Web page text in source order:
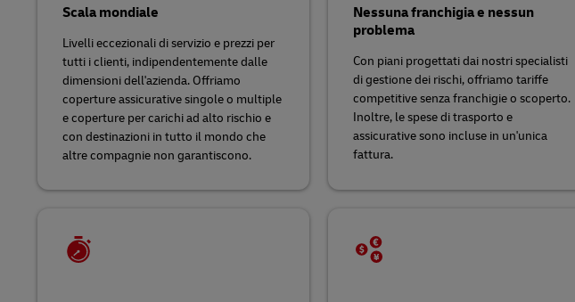
Scala mondiale
Livelli eccezionali di servizio e prezzi per
tutti i clienti, indipendentemente dalle
dimensioni dell'azienda. ‏‏Offriamo
coperture assicurative singole o multiple
e coperture per carichi ad alto rischio e
con destinazioni in tutto il mondo che
altre compagnie non garantiscono.‎‎
Nessuna franchigia e nessun
problema
Con piani progettati dai nostri specialisti
di gestione dei rischi, offriamo tariffe
competitive senza franchigie o scoperto.
Inoltre, le spese di trasporto e
assicurative sono incluse in un'unica
fattura.